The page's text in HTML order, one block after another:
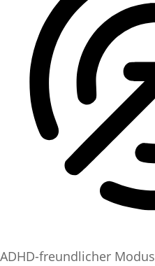
ADHD-freundlicher Modus